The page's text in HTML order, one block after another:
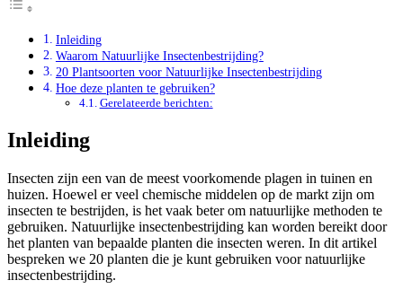
Inleiding
Waarom Natuurlijke Insectenbestrijding?
20 Plantsoorten voor Natuurlijke Insectenbestrijding
Hoe deze planten te gebruiken?
Gerelateerde berichten:
Inleiding
Insecten zijn een van de meest voorkomende plagen in tuinen en
huizen. Hoewel er veel chemische middelen op de markt zijn om
insecten te bestrijden, is het vaak beter om natuurlijke methoden te
gebruiken. Natuurlijke insectenbestrijding kan worden bereikt door
het planten van bepaalde planten die insecten weren. In dit artikel
bespreken we 20 planten die je kunt gebruiken voor natuurlijke
insectenbestrijding.